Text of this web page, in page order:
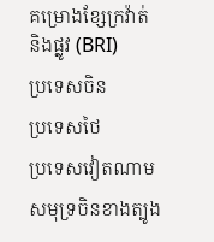
គម្រោងខ្សែក្រវ៉ាត់
និងផ្លូវ (BRI)
ប្រទេសចិន
ប្រទេសថៃ
ប្រទេសវៀតណាម
សមុទ្រចិនខាងត្បូង